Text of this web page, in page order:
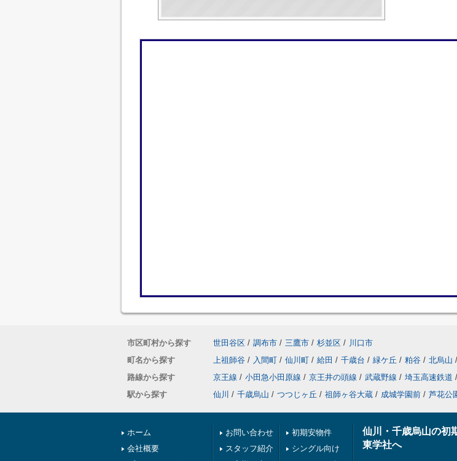
市区町村から探す 世田谷区 / 調布市 / 三鷹市 / 杉並区 / 川口市
町名から探す
上祖師谷 / 入間町 / 仙川町 / 給田 / 千歳台 / 緑ケ丘 / 粕谷 / 北烏山 /
路線から探す
京王線 / 小田急小田原線 / 京王井の頭線 / 武蔵野線 / 埼玉高速鉄道 /
駅から探す
仙川 / 千歳烏山 / つつじヶ丘 / 祖師ヶ谷大蔵 / 成城学園前 / 芦花公
ホーム
会社概要
お問い合わせ
スタッフ紹介
初期安物件
シングル向け
仙川・千歳烏山の初
東学社へ